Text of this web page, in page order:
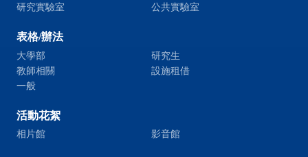
研究實驗室 公共實驗室
表格/辦法
大學部
研究生
教師相關
設施租借
一般
活動花絮
相片館 影音館